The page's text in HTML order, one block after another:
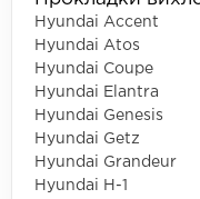
Hyundai Accent
Hyundai Atos
Hyundai Coupe
Hyundai Elantra
Hyundai Genesis
Hyundai Getz
Hyundai Grandeur
Hyundai H-1